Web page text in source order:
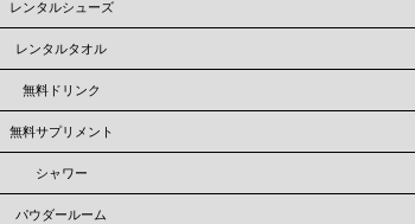
レンタルシューズ
レンタルタオル
無料ドリンク
無料サプリメント
シャワー
パウダールーム